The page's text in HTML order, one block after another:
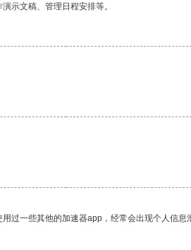
示文稿、管理日程安排等。
过一些其他的加速器app，经常会出现个人信息